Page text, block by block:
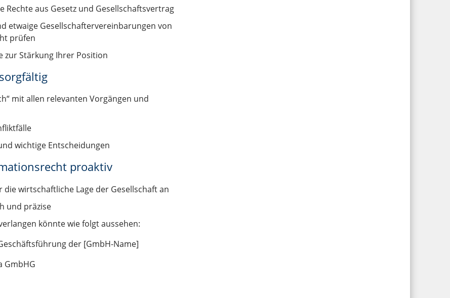
aus Gesetz und Gesellschaftsvertrag
etwaige Gesellschaftervereinbarungen von
prüfen
zur Stärkung Ihrer Position
mit allen relevanten Vorgängen und
wichtige Entscheidungen
proaktiv
wirtschaftliche Lage der Gesellschaft an
und präzise
könnte wie folgt aussehen:
der [GmbH-Name]
GmbHG